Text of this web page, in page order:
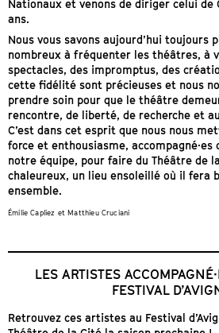
Nationaux et venons de diriger celui de
ans.
Nous vous savons aujourd’hui toujours
nombreux à fréquenter les théâtres, à
spectacles, des impromptus, des
cette fidélité sont précieuses et nous
prendre soin pour que le théâtre
rencontre, de liberté, de recherche et
C’est dans cet esprit que nous nous
force et enthousiasme,
notre équipe, pour faire du Théâtre de
chaleureux, un lieu ensoleillé où il fera
ensemble.
Émilie Capliez et Matthieu Cruciani
LES ARTISTES
FESTIVAL
Retrouvez ces artistes au Festival